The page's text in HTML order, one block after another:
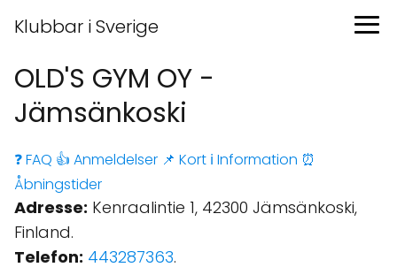
Klubbar i Sverige
OLD'S GYM OY -
Jämsänkoski
❓ FAQ 👍 Anmeldelser 📌 Kort ℹ️ Information ⏰
Åbningstider
Adresse: Kenraalintie 1, 42300 Jämsänkoski,
Finland.
Telefon: 443287363.